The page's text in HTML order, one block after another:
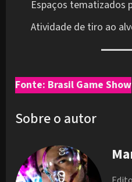
Espaços tematizados
Atividade de tiro ao
Fonte: Brasil Game Show
Sobre o autor